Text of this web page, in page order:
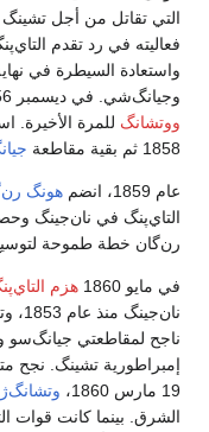
التي تقاتل من أجل
فعاليته في رد تقدم
واستعادة السيطرة في
وجيانگ‌شي. في ديسمبر 1856 استعادت قوات تشينگ السيطرة على
ووتشانگ للمرة الأخيرة.
1858 ثم بقية مقاطعة
عام 1859، انضم هونگ
التاي‌پنگ في نان‌جينگ
رن‌گان خطة طموحة
في مايو 1860 هزم
ناجح لمقاطعتي جيانگ‌سو
إمبراطورية تشينگ. نجح
19 مارس 1860،
الشرق. بينما كانت قوات